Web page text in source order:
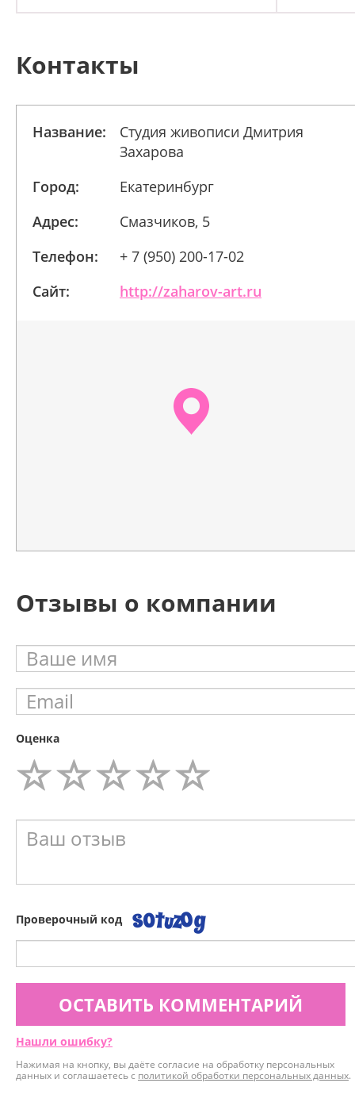
Контакты
Название:
Студия живописи Дмитрия
Захарова
Город:
Екатеринбург
Адрес:
Смазчиков, 5
Телефон:
+ 7 (950) 200-17-02
Сайт:
http://zaharov-art.ru
Отзывы о компании
Оценка
Проверочный код
ОСТАВИТЬ КОММЕНТАРИЙ
Нашли ошибку?
Нажимая на кнопку, вы даёте согласие на обработку персональных
данных и соглашаетесь с политикой обработки персональных данных.